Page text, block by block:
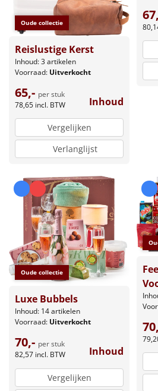
Oude collectie
Reislustige Kerst
Inhoud: 3 artikelen
Voorraad: Uitverkocht
65,- per stuk
78,65 incl. BTW Inhoud
Vergelijken
Verlanglijst
Oude collectie
Luxe Bubbels
Inhoud: 14 artikelen
Voorraad: Uitverkocht
70,- per stuk
82,57 incl. BTW Inhoud
Vergelijken